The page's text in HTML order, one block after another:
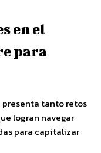
en el
para
presenta tanto retos
logran navegar
para capitalizar